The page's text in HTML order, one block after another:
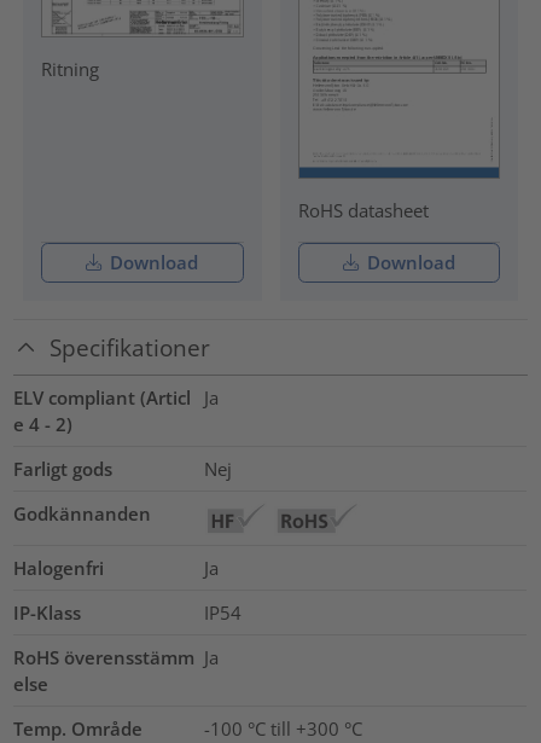
Ritning
Download
RoHS datasheet
Download
Specifikationer
ELV compliant (Articl
e 4 - 2)
Ja
Farligt gods
Nej
Godkännanden
Halogenfri
Ja
IP-Klass
IP54
RoHS överensstämm
else
Ja
Temp. Område -100 °C till +300 °C